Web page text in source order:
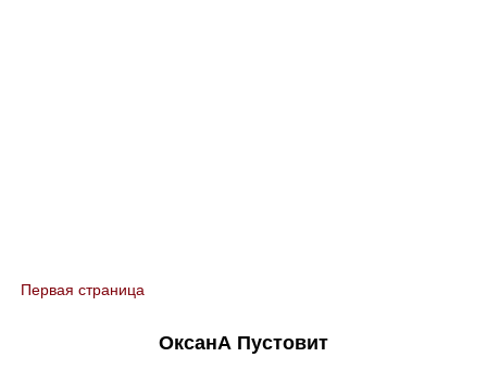
You are here
Первая страница
ОксанА Пустовит